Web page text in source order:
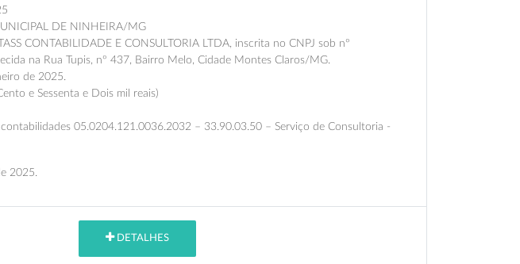
DE NINHEIRA/MG
CONTABILIDADE E CONSULTORIA LTDA, inscrita no CNPJ sob nº
na Rua Tupis, nº 437, Bairro Melo, Cidade Montes Claros/MG.
de 2025.
e Sessenta e Dois mil reais)
05.0204.121.0036.2032 – 33.90.03.50 – Serviço de Consultoria -
2025.
DETALHES